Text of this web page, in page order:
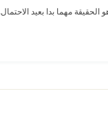
مهما بدا بعيد الاحتمال.